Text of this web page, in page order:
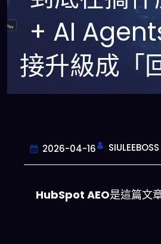
+ AI
接升級成「
2026-04-16 SIULEEBOSS
HubSpot AEO是這篇文